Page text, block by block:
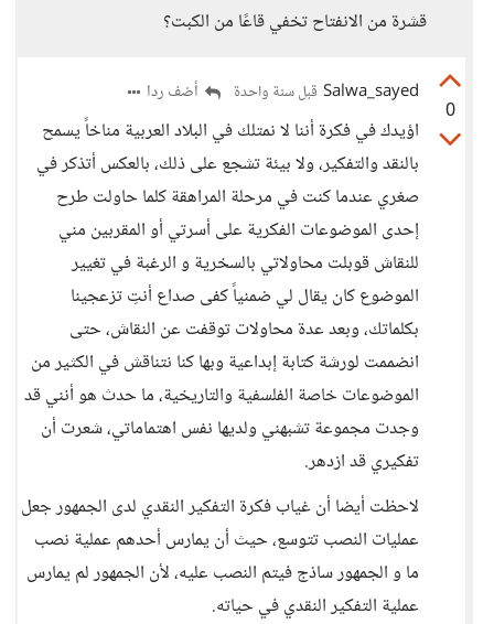
قشرة من الانفتاح تخفي قاعًا من الكبت؟
0
Salwa_sayed قبل سنة واحدة أضف ردا
اؤيدك في فكرة أننا لا نمتلك في البلاد العربية مناخاً يسمح
بالنقد والتفكير، ولا بيئة تشجع على ذلك، بالعكس أتذكر في
صغري عندما كنت في مرحلة المراهقة كلما حاولت طرح
إحدى الموضوعات الفكرية على أسرتي أو المقربين مني
للنقاش قوبلت محاولاتي بالسخرية و الرغبة في تغيير
الموضوع كان يقال لي ضمنياً كفى صداع أنتِ تزعجينا
بكلماتك، وبعد عدة محاولات توقفت عن النقاش، حتى
انضممت لورشة كتابة إبداعية وبها كنا نتناقش في الكثير من
الموضوعات خاصة الفلسفية والتاريخية، ما حدث هو أنني قد
وجدت مجموعة تشبهني ولديها نفس اهتماماتي، شعرت أن
تفكيري قد ازدهر.
لاحظت أيضا أن غياب فكرة التفكير النقدي لدى الجمهور جعل
عمليات النصب تتوسع، حيث أن يمارس أحدهم عملية نصب
ما و الجمهور ساذج فيتم النصب عليه، لأن الجمهور لم يمارس
عملية التفكير النقدي في حياته.